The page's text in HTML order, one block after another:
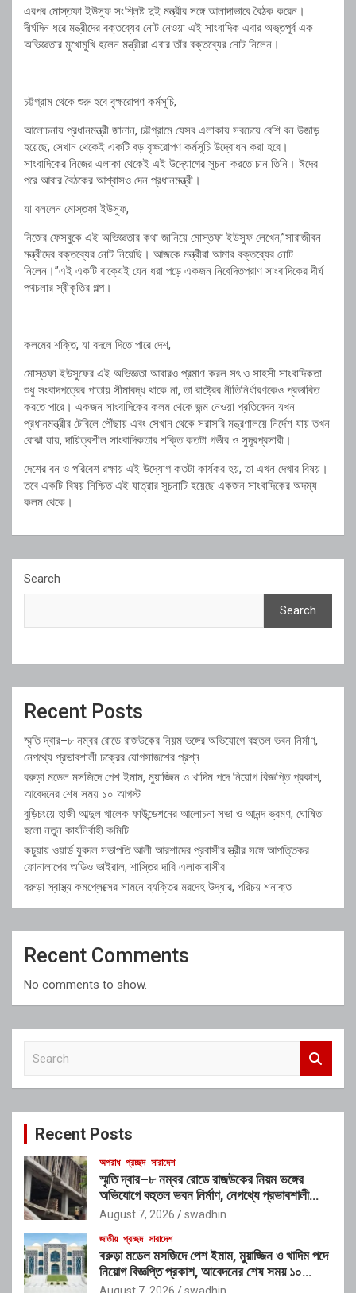
এরপর মোস্তফা ইউসুফ সংশ্লিষ্ট দুই মন্ত্রীর সঙ্গে আলাদাভাবে বৈঠক করেন।
দীর্ঘদিন ধরে মন্ত্রীদের বক্তব্যের নোট নেওয়া এই সাংবাদিক এবার অভূতপূর্ব এক
অভিজ্ঞতার মুখোমুখি হলেন মন্ত্রীরা এবার তাঁর বক্তব্যের নোট নিলেন।
চট্টগ্রাম থেকে শুরু হবে বৃক্ষরোপণ কর্মসূচি,
আলোচনায় প্রধানমন্ত্রী জানান, চট্টগ্রামে যেসব এলাকায় সবচেয়ে বেশি বন উজাড়
হয়েছে, সেখান থেকেই একটি বড় বৃক্ষরোপণ কর্মসূচি উদ্বোধন করা হবে।
সাংবাদিকের নিজের এলাকা থেকেই এই উদ্যোগের সূচনা করতে চান তিনি। ঈদের
পরে আবার বৈঠকের আশ্বাসও দেন প্রধানমন্ত্রী।
যা বললেন মোস্তফা ইউসুফ,
নিজের ফেসবুকে এই অভিজ্ঞতার কথা জানিয়ে মোস্তফা ইউসুফ লেখেন,”সারাজীবন
মন্ত্রীদের বক্তব্যের নোট নিয়েছি। আজকে মন্ত্রীরা আমার বক্তব্যের নোট
নিলেন।”এই একটি বাক্যেই যেন ধরা পড়ে একজন নিবেদিতপ্রাণ সাংবাদিকের দীর্ঘ
পথচলার স্বীকৃতির গল্প।
কলমের শক্তি, যা বদলে দিতে পারে দেশ,
মোস্তফা ইউসুফের এই অভিজ্ঞতা আবারও প্রমাণ করল সৎ ও সাহসী সাংবাদিকতা
শুধু সংবাদপত্রের পাতায় সীমাবদ্ধ থাকে না, তা রাষ্ট্রের নীতিনির্ধারণকেও প্রভাবিত
করতে পারে। একজন সাংবাদিকের কলম থেকে জন্ম নেওয়া প্রতিবেদন যখন
প্রধানমন্ত্রীর টেবিলে পৌঁছায় এবং সেখান থেকে সরাসরি মন্ত্রণালয়ে নির্দেশ যায় তখন
বোঝা যায়, দায়িত্বশীল সাংবাদিকতার শক্তি কতটা গভীর ও সুদূরপ্রসারী।
দেশের বন ও পরিবেশ রক্ষায় এই উদ্যোগ কতটা কার্যকর হয়, তা এখন দেখার বিষয়।
তবে একটি বিষয় নিশ্চিত এই যাত্রার সূচনাটি হয়েছে একজন সাংবাদিকের অদম্য
কলম থেকে।
Search
Search
Recent Posts
স্মৃতি দ্বার–৮ নম্বর রোডে রাজউকের নিয়ম ভঙ্গের অভিযোগে বহুতল ভবন নির্মাণ,
নেপথ্যে প্রভাবশালী চক্রের যোগসাজশের প্রশ্ন
বরুড়া মডেল মসজিদে পেশ ইমাম, মুয়াজ্জিন ও খাদিম পদে নিয়োগ বিজ্ঞপ্তি প্রকাশ,
আবেদনের শেষ সময় ১০ আগস্ট
বুড়িচংয়ে হাজী আব্দুল খালেক ফাউন্ডেশনের আলোচনা সভা ও আনন্দ ভ্রমণ, ঘোষিত
হলো নতুন কার্যনির্বাহী কমিটি
কচুয়ায় ওয়ার্ড যুবদল সভাপতি আলী আরশাদের প্রবাসীর স্ত্রীর সঙ্গে আপত্তিকর
ফোনালাপের অডিও ভাইরাল; শাস্তির দাবি এলাকাবাসীর
বরুড়া স্বাস্থ্য কমপ্লেক্সের সামনে ব্যক্তির মরদেহ উদ্ধার, পরিচয় শনাক্ত
Recent Comments
No comments to show.
c
Recent Posts
অপরাধ প্রচ্ছদ সারাদেশ
স্মৃতি দ্বার–৮ নম্বর রোডে রাজউকের নিয়ম ভঙ্গের
অভিযোগে বহুতল ভবন নির্মাণ, নেপথ্যে প্রভাবশালী
চক্রের যোগসাজশের প্রশ্ন
August 7, 2026 swadhin
জাতীয় প্রচ্ছদ সারাদেশ
বরুড়া মডেল মসজিদে পেশ ইমাম, মুয়াজ্জিন ও খাদিম পদে
নিয়োগ বিজ্ঞপ্তি প্রকাশ, আবেদনের শেষ সময় ১০
আগস্ট